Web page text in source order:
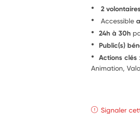
2 volontaires
Accessible
24h à 30h
Public(s)
Actions clés
Animation,
Signaler